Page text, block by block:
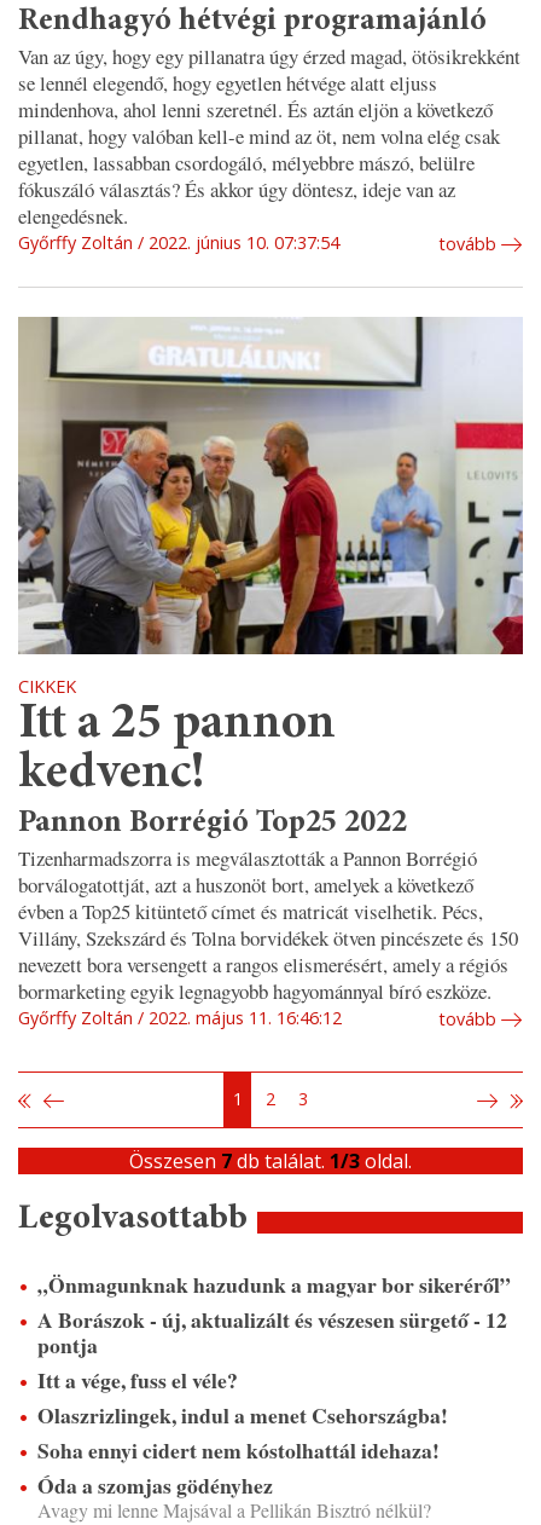
Rendhagyó hétvégi programajánló
Van az úgy, hogy egy pillanatra úgy érzed magad, ötösikrekként
se lennél elegendő, hogy egyetlen hétvége alatt eljuss
mindenhova, ahol lenni szeretnél. És aztán eljön a következő
pillanat, hogy valóban kell-e mind az öt, nem volna elég csak
egyetlen, lassabban csordogáló, mélyebbre mászó, belülre
fókuszáló választás? És akkor úgy döntesz, ideje van az
elengedésnek.
Győrffy Zoltán 2022. június 10. 07:37:54 tovább
CIKKEK
Itt a 25 pannon
kedvenc!
Pannon Borrégió Top25 2022
Tizenharmadszorra is megválasztották a Pannon Borrégió
borválogatottját, azt a huszonöt bort, amelyek a következő
évben a Top25 kitüntető címet és matricát viselhetik. Pécs,
Villány, Szekszárd és Tolna borvidékek ötven pincészete és 150
nevezett bora versengett a rangos elismerésért, amely a régiós
bormarketing egyik legnagyobb hagyománnyal bíró eszköze.
Győrffy Zoltán 2022. május 11. 16:46:12 tovább
1 2 3
Összesen 7db találat. 1/3oldal.
Legolvasottabb
„Önmagunknak hazudunk a magyar bor sikeréről”
A Borászok - új, aktualizált és vészesen sürgető - 12
pontja
Itt a vége, fuss el véle?
Olaszrizlingek, indul a menet Csehországba!
Soha ennyi cidert nem kóstolhattál idehaza!
Óda a szomjas gödényhez
Avagy mi lenne Majsával a Pellikán Bisztró nélkül?